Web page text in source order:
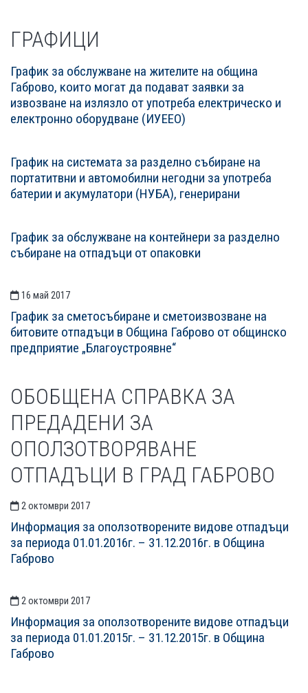
ГРАФИЦИ
График за обслужване на жителите на община
Габрово, които могат да подават заявки за
извозване на излязло от употреба електрическо и
електронно оборудване (ИУЕЕО)
График на системата за разделно събиране на
портатитвни и автомобилни негодни за употреба
батерии и акумулатори (НУБА), генерирани
График за обслужване на контейнери за разделно
събиране на отпадъци от опаковки
16 май 2017
График за сметосъбиране и сметоизвозване на
битовите отпадъци в Oбщина Габрово от общинско
предприятие „Благоустроявне“
ОБОБЩЕНА СПРАВКА ЗА
ПРЕДАДЕНИ ЗА
ОПОЛЗОТВОРЯВАНЕ
ОТПАДЪЦИ В ГРАД ГАБРОВО
2 октомври 2017
Информация за оползотворените видове отпадъци
за периода 01.01.2016г. – 31.12.2016г. в Община
Габрово
2 октомври 2017
Информация за оползотворените видове отпадъци
за периода 01.01.2015г. – 31.12.2015г. в Община
Габрово